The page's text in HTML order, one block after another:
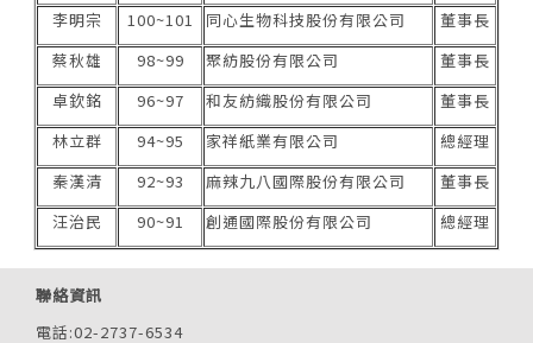
李明宗
100~101 同心生物科技股份有限公司
董事長
蔡秋雄
98~99 聚紡股份有限公司
董事長
卓欽銘
96~97 和友紡織股份有限公司
董事長
林立群
94~95 家祥紙業有限公司
總經理
秦漢清
92~93 麻辣九八國際股份有限公司
董事長
汪治民
90~91 創通國際股份有限公司 總經理
聯絡資訊
電話:02-2737-6534